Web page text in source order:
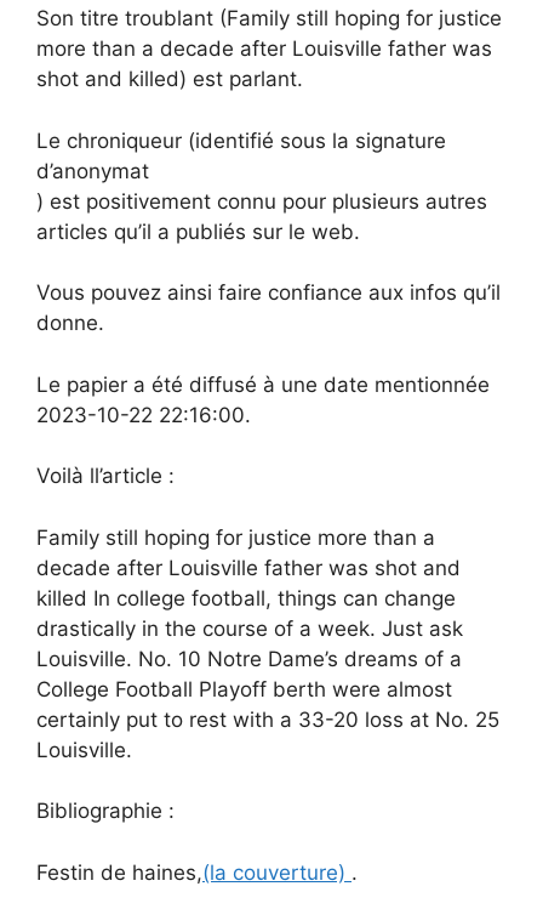
Son titre troublant (Family still hoping for justice
more than a decade after Louisville father was
shot and killed) est parlant.
Le chroniqueur (identifié sous la signature
d’anonymat
) est positivement connu pour plusieurs autres
articles qu’il a publiés sur le web.
Vous pouvez ainsi faire confiance aux infos qu’il
donne.
Le papier a été diffusé à une date mentionnée
2023-10-22 22:16:00.
Voilà ll’article :
Family still hoping for justice more than a
decade after Louisville father was shot and
killed In college football, things can change
drastically in the course of a week. Just ask
Louisville. No. 10 Notre Dame’s dreams of a
College Football Playoff berth were almost
certainly put to rest with a 33-20 loss at No. 25
Louisville.
Bibliographie :
Festin de haines,(la couverture) .